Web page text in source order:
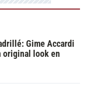
Gime Accardi
original look en